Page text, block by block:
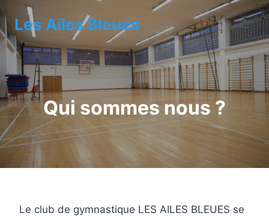
Aller
au
contenu
Les Ailes Bleues
Qui sommes nous ?
Le club de gymnastique LES AILES BLEUES se